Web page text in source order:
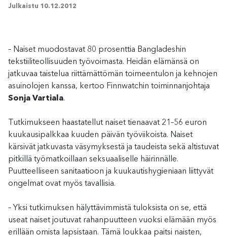
Julkaistu 10.12.2012
– Naiset muodostavat 80 prosenttia Bangladeshin
tekstiiliteollisuuden työvoimasta. Heidän elämänsä on
jatkuvaa taistelua riittämättömän toimeentulon ja kehnojen
asuinolojen kanssa, kertoo Finnwatchin toiminnanjohtaja
Sonja Vartiala.
Tutkimukseen haastatellut naiset tienaavat 21–56 euron
kuukausipalkkaa kuuden päivän työviikoista. Naiset
kärsivät jatkuvasta väsymyksestä ja taudeista sekä altistuvat
pitkillä työmatkoillaan seksuaaliselle häirinnälle.
Puutteelliseen sanitaatioon ja kuukautishygieniaan liittyvät
ongelmat ovat myös tavallisia.
– Yksi tutkimuksen hälyttävimmistä tuloksista on se, että
useat naiset joutuvat rahanpuutteen vuoksi elämään myös
erillään omista lapsistaan. Tämä loukkaa paitsi naisten,